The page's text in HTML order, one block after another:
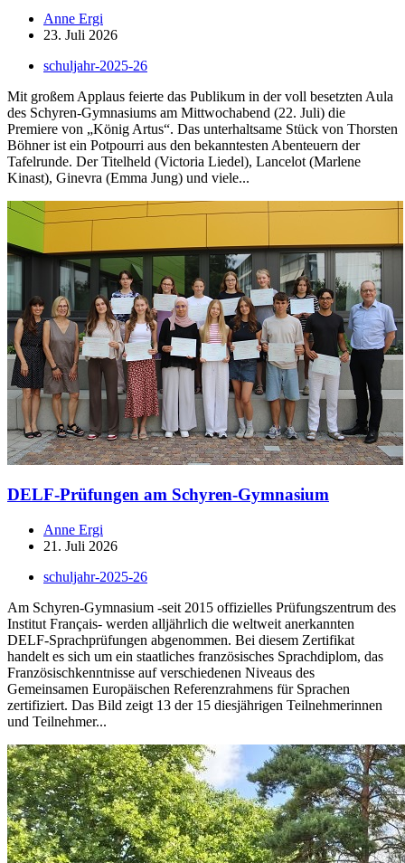
Anne Ergi
23. Juli 2026
schuljahr-2025-26
Mit großem Applaus feierte das Publikum in der voll besetzten Aula
des Schyren-Gymnasiums am Mittwochabend (22. Juli) die
Premiere von „König Artus“. Das unterhaltsame Stück von Thorsten
Böhner ist ein Potpourri aus den bekanntesten Abenteuern der
Tafelrunde. Der Titelheld (Victoria Liedel), Lancelot (Marlene
Kinast), Ginevra (Emma Jung) und viele...
DELF-Prüfungen am Schyren-Gymnasium
Anne Ergi
21. Juli 2026
schuljahr-2025-26
Am Schyren-Gymnasium -seit 2015 offizielles Prüfungszentrum des
Institut Français- werden alljährlich die weltweit anerkannten
DELF-Sprachprüfungen abgenommen. Bei diesem Zertifikat
handelt es sich um ein staatliches französisches Sprachdiplom, das
Französischkenntnisse auf verschiedenen Niveaus des
Gemeinsamen Europäischen Referenzrahmens für Sprachen
zertifiziert. Das Bild zeigt 13 der 15 diesjährigen Teilnehmerinnen
und Teilnehmer...